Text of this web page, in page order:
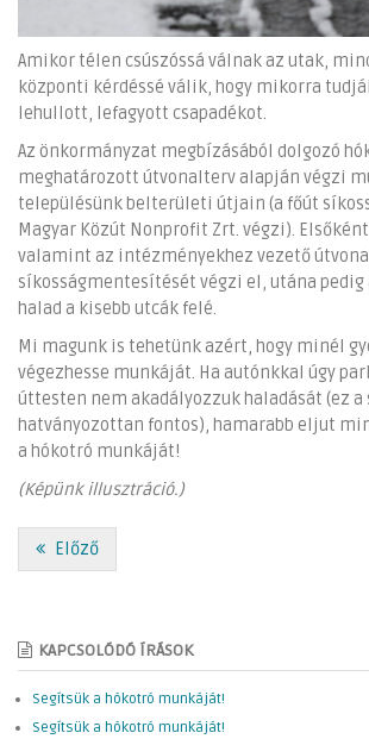
Amikor télen csúszóssá válnak az utak,
központi kérdéssé válik, hogy mikorra
lehullott, lefagyott csapadékot.
Az önkormányzat megbízásából dolgozó
meghatározott útvonalterv alapján végzi
településünk belterületi útjain (a főút
Magyar Közút Nonprofit Zrt. végzi).
valamint az intézményekhez vezető
síkosságmentesítését végzi el, utána pedig
halad a kisebb utcák felé.
Mi magunk is tehetünk azért, hogy minél
végezhesse munkáját. Ha autónkkal úgy
úttesten nem akadályozzuk haladását (ez a
hatványozottan fontos), hamarabb eljut
a hókotró munkáját!
(Képünk illusztráció.)
Előző
KAPCSOLÓDÓ ÍRÁSOK
Segítsük a hókotró munkáját!
Segítsük a hókotró munkáját!